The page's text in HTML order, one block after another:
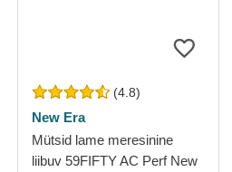
(4.8)
New Era
Mütsid lame meresinine
liibuv 59FIFTY AC Perf New